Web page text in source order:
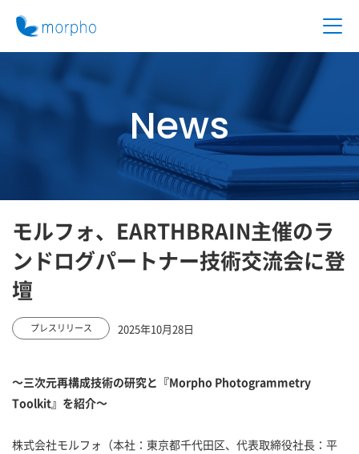
News
モルフォ、EARTHBRAIN主催のラ
ンドログパートナー技術交流会に登
壇
プレスリリース 2025年10月28日
～三次元再構成技術の研究と『Morpho Photogrammetry
Toolkit』を紹介～
株式会社モルフォ（本社：東京都千代田区、代表取締役社長：平